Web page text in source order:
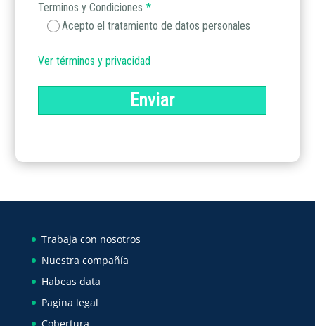
Terminos y Condiciones *
Acepto el tratamiento de datos personales
Ver términos y privacidad
Enviar
Trabaja con nosotros
Nuestra compañía
Habeas data
Pagina legal